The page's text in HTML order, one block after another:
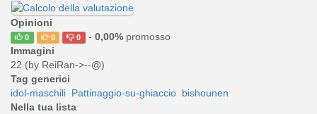
Opinioni
0 0 0 - 0,00%promosso
Immagini
22 (by ReiRan->--@)
Tag generici
idol-maschili Pattinaggio-su-ghiaccio bishounen
Nella tua lista